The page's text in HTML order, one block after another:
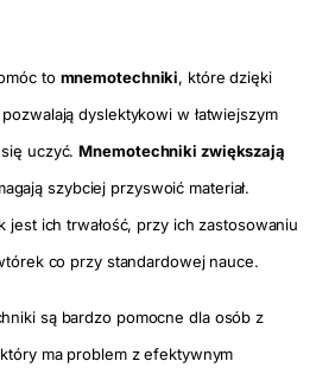
to mnemotechniki, które dzięki
dyslektykowi w łatwiejszym
się uczyć.Mnemotechniki zwiększają
szybciej przyswoić materiał.
jest ich trwałość, przy ich zastosowaniu
co przy standardowej nauce.
są bardzo pomocne dla osób z
ma problem z efektywnym